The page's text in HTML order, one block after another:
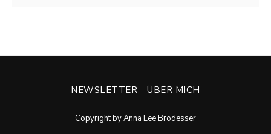
NEWSLETTER ÜBER MICH
Copyright by Anna Lee Brodesser